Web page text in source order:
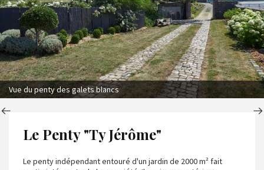
Vue du penty des galets blancs
Le Penty "Ty Jérôme"
Le penty indépendant entouré d'un jardin de 2000 m² fait